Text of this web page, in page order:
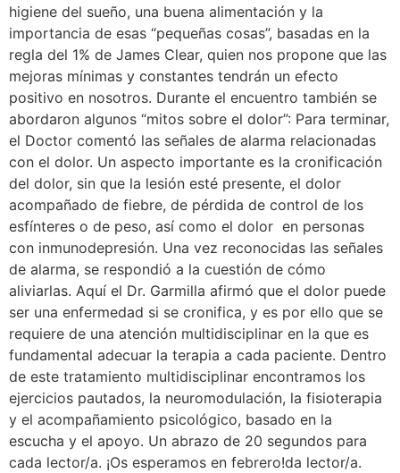
higiene del sueño, una buena alimentación y la
importancia de esas “pequeñas cosas”, basadas en la
regla del 1% de James Clear, quien nos propone que las
mejoras mínimas y constantes tendrán un efecto
positivo en nosotros. Durante el encuentro también se
abordaron algunos “mitos sobre el dolor”: Para terminar,
el Doctor comentó las señales de alarma relacionadas
con el dolor. Un aspecto importante es la cronificación
del dolor, sin que la lesión esté presente, el dolor
acompañado de fiebre, de pérdida de control de los
esfínteres o de peso, así como el dolor en personas
con inmunodepresión. Una vez reconocidas las señales
de alarma, se respondió a la cuestión de cómo
aliviarlas. Aquí el Dr. Garmilla afirmó que el dolor puede
ser una enfermedad si se cronifica, y es por ello que se
requiere de una atención multidisciplinar en la que es
fundamental adecuar la terapia a cada paciente. Dentro
de este tratamiento multidisciplinar encontramos los
ejercicios pautados, la neuromodulación, la fisioterapia
y el acompañamiento psicológico, basado en la
escucha y el apoyo. Un abrazo de 20 segundos para
cada lector/a. ¡Os esperamos en febrero!da lector/a.